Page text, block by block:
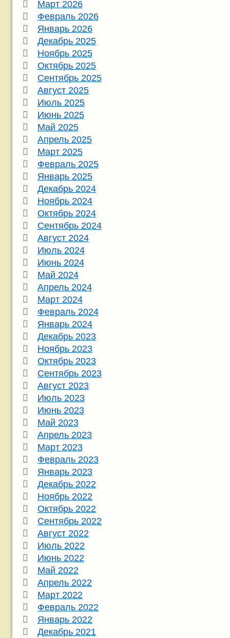
Март 2026
Февраль 2026
Январь 2026
Декабрь 2025
Ноябрь 2025
Октябрь 2025
Сентябрь 2025
Август 2025
Июль 2025
Июнь 2025
Май 2025
Апрель 2025
Март 2025
Февраль 2025
Январь 2025
Декабрь 2024
Ноябрь 2024
Октябрь 2024
Сентябрь 2024
Август 2024
Июль 2024
Июнь 2024
Май 2024
Апрель 2024
Март 2024
Февраль 2024
Январь 2024
Декабрь 2023
Ноябрь 2023
Октябрь 2023
Сентябрь 2023
Август 2023
Июль 2023
Июнь 2023
Май 2023
Апрель 2023
Март 2023
Февраль 2023
Январь 2023
Декабрь 2022
Ноябрь 2022
Октябрь 2022
Сентябрь 2022
Август 2022
Июль 2022
Июнь 2022
Май 2022
Апрель 2022
Март 2022
Февраль 2022
Январь 2022
Декабрь 2021